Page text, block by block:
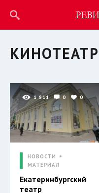
1 811 0 0
НОВОСТИ
МАТЕРИАЛ
Екатеринбургский
театр